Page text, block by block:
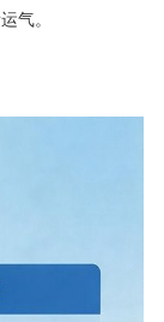
气。